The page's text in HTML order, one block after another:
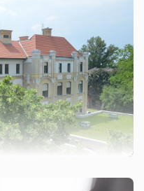
változásai és
László